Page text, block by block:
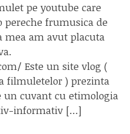
pe youtube care
frumusica de
mea am avut placuta
Este un site vlog (
filmuletelor ) prezinta
un cuvant cu etimologia
informativ […]